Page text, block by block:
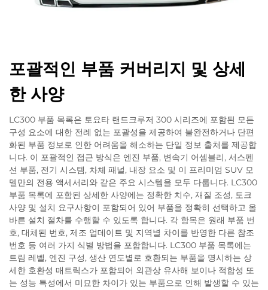
포괄적인 부품 커버리지 및 상세
한 사양
LC300 부품 목록은 토요타 랜드크루저 300 시리즈에 포함된 모든
구성 요소에 대한 전례 없는 포괄성을 제공하여 불완전하거나 단편
화된 부품 정보로 인한 어려움을 해소하는 단일 정보 출처를 제공합
니다. 이 포괄적인 접근 방식은 엔진 부품, 변속기 어셈블리, 서스펜
션 부품, 전기 시스템, 차체 패널, 내장 요소 및 이 프리미엄 SUV 모
델만의 전용 액세서리와 같은 주요 시스템을 모두 다룹니다. LC300
부품 목록에 포함된 상세한 사양에는 정확한 치수, 재질 조성, 토크
사양 및 설치 요구사항이 포함되어 있어 부품을 정확히 선택하고 올
바른 설치 절차를 수행할 수 있도록 합니다. 각 항목은 원래 부품 번
호, 대체된 번호, 제조 업데이트 및 지역별 차이를 반영한 다른 참조
번호 등 여러 가지 식별 방법을 포함합니다. LC300 부품 목록에는
트림 레벨, 엔진 구성, 생산 연도별로 호환되는 부품을 명시하는 상
세한 호환성 매트릭스가 포함되어 외관상 유사해 보이나 적합성 또
는 성능 특성에서 미묘한 차이가 있는 부품으로 인해 발생할 수 있는